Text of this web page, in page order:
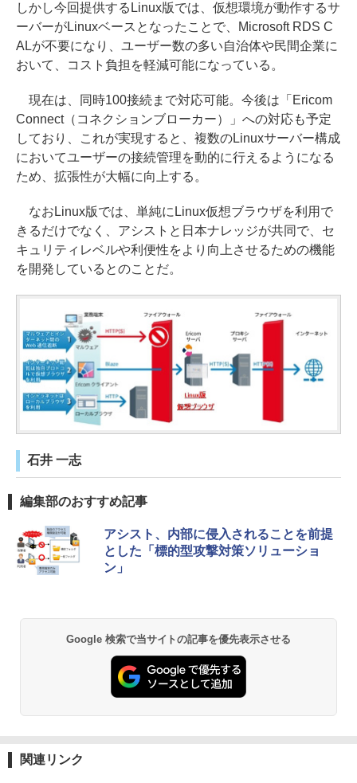
しかし今回提供するLinux版では、仮想環境が動作するサ
ーバーがLinuxベースとなったことで、Microsoft RDS C
ALが不要になり、ユーザー数の多い自治体や民間企業に
おいて、コスト負担を軽減可能になっている。
現在は、同時100接続まで対応可能。今後は「Ericom
Connect（コネクションブローカー）」への対応も予定
しており、これが実現すると、複数のLinuxサーバー構成
においてユーザーの接続管理を動的に行えるようになる
ため、拡張性が大幅に向上する。
なおLinux版では、単純にLinux仮想ブラウザを利用で
きるだけでなく、アシストと日本ナレッジが共同で、セ
キュリティレベルや利便性をより向上させるための機能
を開発しているとのことだ。
石井 一志
編集部のおすすめ記事
アシスト、内部に侵入されることを前提
とした「標的型攻撃対策ソリューショ
ン」
Google 検索で当サイトの記事を優先表示させる
関連リンク